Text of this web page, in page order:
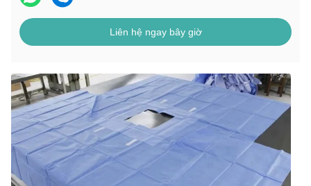
Liên hệ ngay bây giờ